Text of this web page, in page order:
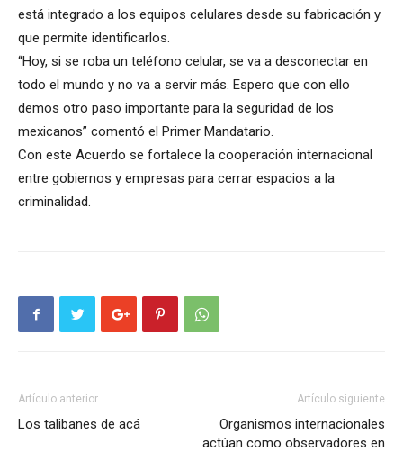
está integrado a los equipos celulares desde su fabricación y
que permite identificarlos.
“Hoy, si se roba un teléfono celular, se va a desconectar en
todo el mundo y no va a servir más. Espero que con ello
demos otro paso importante para la seguridad de los
mexicanos” comentó el Primer Mandatario.
Con este Acuerdo se fortalece la cooperación internacional
entre gobiernos y empresas para cerrar espacios a la
criminalidad.
Artículo anterior
Los talibanes de acá
Artículo siguiente
Organismos internacionales
actúan como observadores en